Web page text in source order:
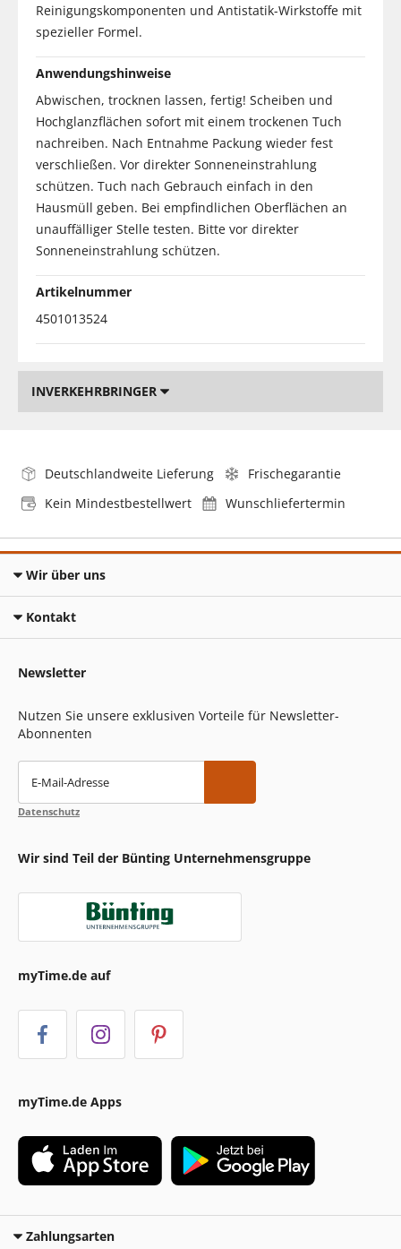
Reinigungskomponenten und Antistatik-Wirkstoffe mit
spezieller Formel.
Anwendungshinweise
Abwischen, trocknen lassen, fertig! Scheiben und
Hochglanzflächen sofort mit einem trockenen Tuch
nachreiben. Nach Entnahme Packung wieder fest
verschließen. Vor direkter Sonneneinstrahlung
schützen. Tuch nach Gebrauch einfach in den
Hausmüll geben. Bei empfindlichen Oberflächen an
unauffälliger Stelle testen. Bitte vor direkter
Sonneneinstrahlung schützen.
Artikelnummer
4501013524
INVERKEHRBRINGER
Deutschlandweite Lieferung
Frischegarantie
Kein Mindestbestellwert
Wunschliefertermin
Wir über uns
Kontakt
Newsletter
Nutzen Sie unsere exklusiven Vorteile für Newsletter-
Abonnenten
E-Mail-Adresse
Datenschutz
Wir sind Teil der Bünting Unternehmensgruppe
myTime.de auf
myTime.de Apps
Zahlungsarten